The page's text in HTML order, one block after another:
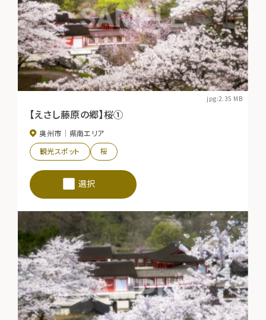
jpg:2.35 MB
【えさし藤原の郷】桜➀
奥州市
県南エリア
観光スポット
桜
選択